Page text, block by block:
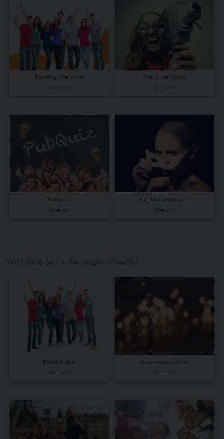
Ranking the stars
Utrecht
Wie is de Sjaak
Utrecht
Pubquiz
Utrecht
De Mol stadsspel
Utrecht
Wat doe je in de regio Utrecht
Bedrijfsuitje
Utrecht
Nieuwjaarsborrel
Utrecht